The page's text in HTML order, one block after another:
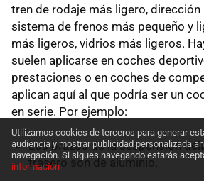
tren de rodaje más ligero, dirección
sistema de frenos más pequeño y
más ligeros, vidrios más ligeros.
suelen aplicarse en coches
prestaciones o en coches de
aplican aquí al que podría ser un
en serie. Por ejemplo:
Los brazos de la suspensión
trasero son de aluminio.
Utilizamos cookies de terceros para generar
audiencia y mostrar publicidad personalizada
navegación. Si sigues navegando estarás
información